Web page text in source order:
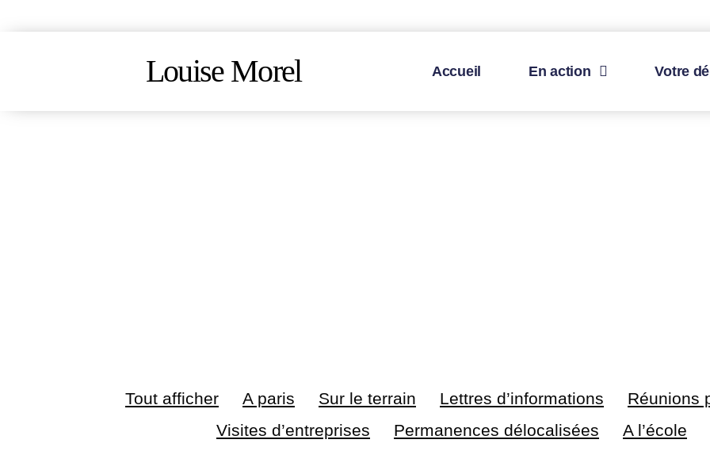
Louise Morel Accueil En action Votre
Tout afficher A paris Sur le terrain Lettres d’informations
Réunions
Visites d’entreprises
Permanences délocalisées A l’école